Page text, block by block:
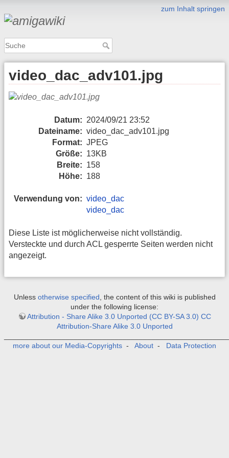
zum Inhalt springen
video_dac_adv101.jpg
Datum: 2024/09/21 23:52
Dateiname: video_dac_adv101.jpg
Format: JPEG
Größe: 13KB
Breite: 158
Höhe: 188
Verwendung von: video_dac
video_dac
Diese Liste ist möglicherweise nicht vollständig.
Versteckte und durch ACL gesperrte Seiten werden nicht
angezeigt.
Unless otherwise specified, the content of this wiki is published
under the following license:
Attribution - Share Alike 3.0 Unported (CC BY-SA 3.0) CC
Attribution-Share Alike 3.0 Unported
more about our Media-Copyrights - About - Data Protection